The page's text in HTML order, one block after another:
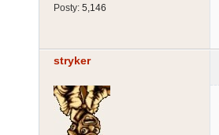
Posty: 5,146
stryker